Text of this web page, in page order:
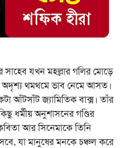
সাহেব যখন মহল্লার গলির মোড়ে
অদৃশ্য থমথমে ভাব নেমে আসত।
আঁটসাঁট জ্যামিতিক বাক্স। তাঁর
ধর্মীয় অনুশাসনের গণ্ডির
আর সিনেমাকে তিনি
যা মানুষের মনকে চঞ্চল করে